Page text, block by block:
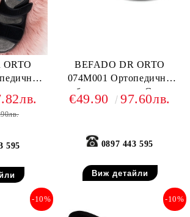
черни
595
BEFADO DR ORTO
074M001 Ортопедични
обувки с лепки, Сиви
€49.90 97.60лв.
0897 443 595
Виж детайли
-10% -10%